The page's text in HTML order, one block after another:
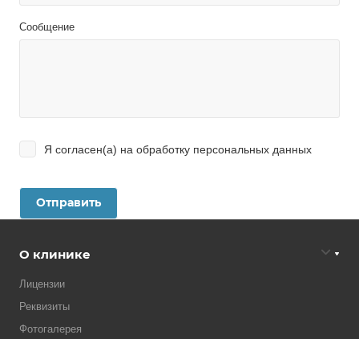
Сообщение
Я согласен(а) на обработку персональных данных
О клинике
Лицензии
Реквизиты
Фотогалерея